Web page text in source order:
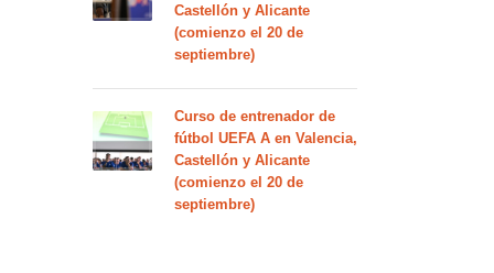
Castellón y Alicante
(comienzo el 20 de
septiembre)
Curso de entrenador de
fútbol UEFA A en Valencia,
Castellón y Alicante
(comienzo el 20 de
septiembre)